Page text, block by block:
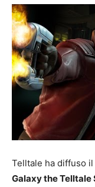
Telltale ha diffuso
Galaxy the Telltale